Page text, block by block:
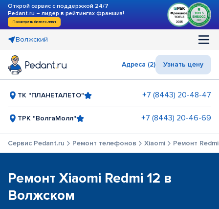
Открой сервис с поддержкой 24/7
Pedant.ru – лидер в рейтингах франшиз!
Посмотреть бизнес-план
Волжский
Адреса (2) Узнать цену
ТК "ПЛАНЕТАЛЕТО" +7 (8443) 20-48-47
ТРК "ВолгаМолл" +7 (8443) 20-46-69
Сервис Pedant.ru Ремонт телефонов Xiaomi Ремонт
Ремонт Xiaomi Redmi 12 в
Волжском